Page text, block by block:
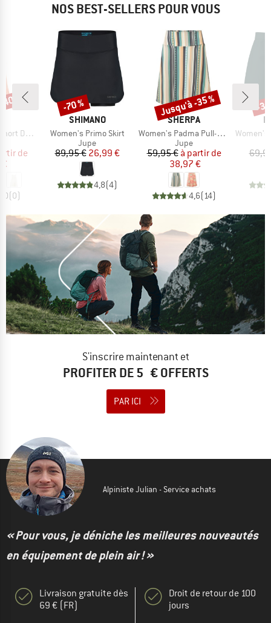
NOS BEST-SELLERS POUR VOUS
Dress
réduit
de
(0)
%
MARQUE
SHIMANO
Article
Women's Primo Skirt
Product group
Jupe
Prix
89,95 €Prix réduit
26,99 €
4,8(4)
Remise
-70 %
MARQUE
SHERPA
Article
Women's Padma Pull-On Skirt
Product group
Jupe
Prix
59,95 € Prix réduit
à partir de
38,97 €
4,6( 14)
Remise
Jusqu'à -35 %
Article
Women's Skirt
-
S'inscrire maintenant et
PROFITER DE 5 € OFFERTS
PAR ICI
Alpiniste Julian - Service achats
« Pour vous, je déniche les meilleures nouveautés
en équipement de plein air ! »
Livraison gratuite dès
69 € (FR)
Droit de retour de 100
jours